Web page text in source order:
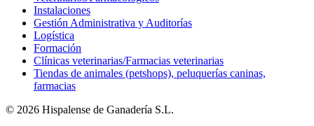
Instalaciones
Gestión Administrativa y Auditorías
Logística
Formación
Clínicas veterinarias/Farmacias veterinarias
Tiendas de animales (petshops), peluquerías caninas,
farmacias
© 2026 Hispalense de Ganadería S.L.